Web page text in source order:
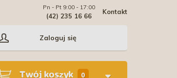
Kontakt
Pn - Pt 9:00 - 17:00
(42) 235 16 66
Zaloguj się
Twój koszyk 0